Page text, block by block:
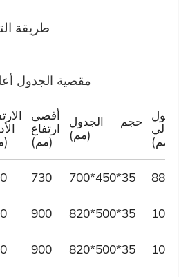
طريقة
مقصية الجدول
أقصى
ارتفاع
(مم)
حجم الجدول
(مم)
(مم)
730 700*450*35 880
900 820*500*35 1070
900 820*500*35 1070